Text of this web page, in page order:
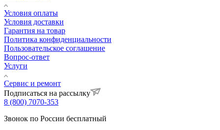
Условия оплаты
Условия доставки
Гарантия на товар
Политика конфиденциальности
Пользовательское соглашение
Вопрос-ответ
Услуги
Сервис и ремонт
Подписаться на рассылку
8 (800) 7070-353
Звонок по России бесплатный